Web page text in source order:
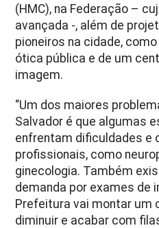
(HMC), na Federação –
avançada -, além de
pioneiros na cidade,
ótica pública e de um
imagem.
“Um dos maiores
Salvador é que algumas
enfrentam dificuldades e
profissionais, como
ginecologia. Também
demanda por exames de
Prefeitura vai montar um
diminuir e acabar com